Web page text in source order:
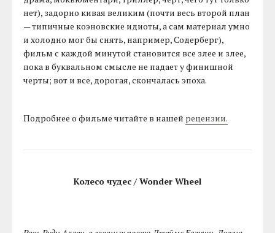
нет), задорно кивая великим (почти весь второй план
— типичные коэновские идиоты, а сам материал умно
и холодно мог бы снять, например, Содерберг),
фильм с каждой минутой становится все злее и злее,
пока в буквальном смысле не падает у финишной
черты; вот и все, дорогая, скончалась эпоха.
Подробнее о фильме читайте в нашей рецензии.
Колесо чудес / Wonder Wheel